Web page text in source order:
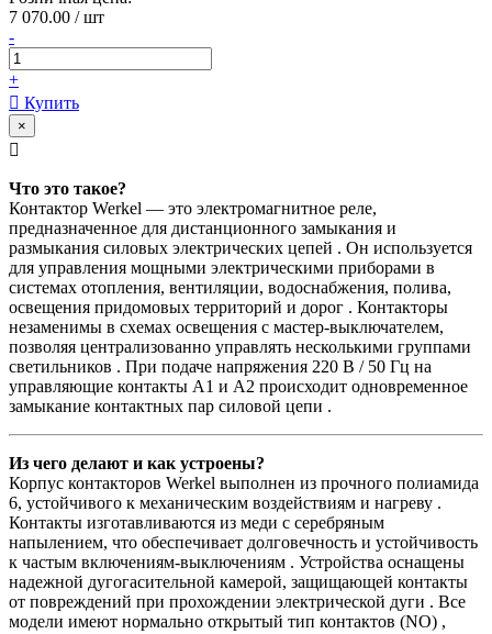
7 070.00 / шт
-
+
Купить
×
Что это такое?
Контактор Werkel — это электромагнитное реле,
предназначенное для дистанционного замыкания и
размыкания силовых электрических цепей . Он используется
для управления мощными электрическими приборами в
системах отопления, вентиляции, водоснабжения, полива,
освещения придомовых территорий и дорог . Контакторы
незаменимы в схемах освещения с мастер-выключателем,
позволяя централизованно управлять несколькими группами
светильников . При подаче напряжения 220 В / 50 Гц на
управляющие контакты A1 и А2 происходит одновременное
замыкание контактных пар силовой цепи .
Из чего делают и как устроены?
Корпус контакторов Werkel выполнен из прочного полиамида
6, устойчивого к механическим воздействиям и нагреву .
Контакты изготавливаются из меди с серебряным
напылением, что обеспечивает долговечность и устойчивость
к частым включениям-выключениям . Устройства оснащены
надежной дугогасительной камерой, защищающей контакты
от повреждений при прохождении электрической дуги . Все
модели имеют нормально открытый тип контактов (NO) ,